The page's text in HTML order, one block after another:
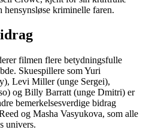
hensynsløse kriminelle faren.
filmen flere betydningsfulle
Skuespillere som Yuri
Levi Miller (unge Sergei),
og Billy Barratt (unge Dmitri) er
bemerkelsesverdige bidrag
og Masha Vasyukova, som alle
univers.